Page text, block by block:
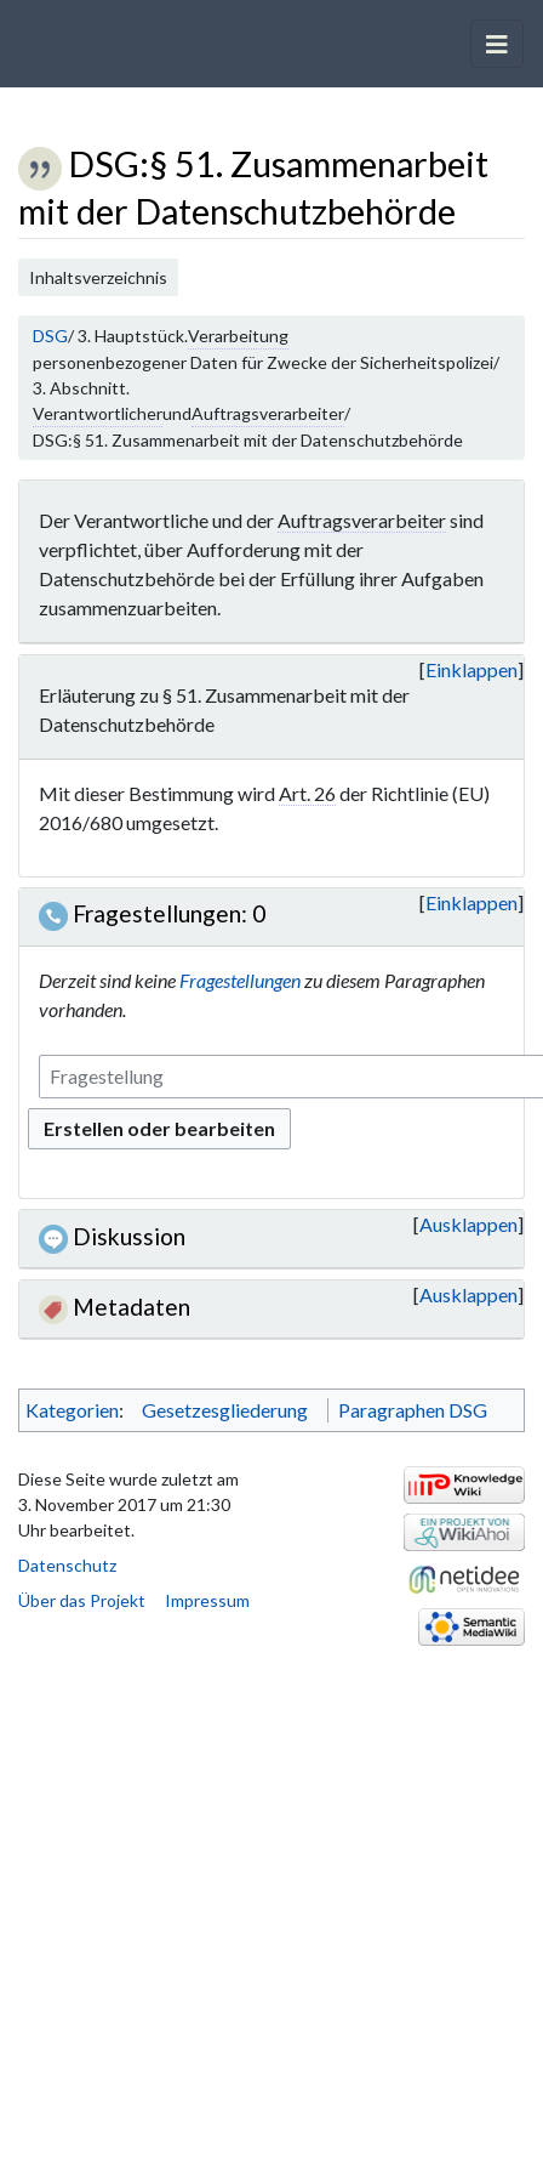
DSG:§ 51. Zusammenarbeit
mit der Datenschutzbehörde
Wechseln zu:Navigation
Inhaltsverzeichnis
DSG/ 3. Hauptstück.Verarbeitung
personenbezogener Daten für Zwecke der Sicherheitspolizei/
3. Abschnitt.
VerantwortlicherundAuftragsverarbeiter/
DSG:§ 51. Zusammenarbeit mit der Datenschutzbehörde
Der Verantwortliche und derAuftragsverarbeitersind
verpflichtet, über Aufforderung mit der
Datenschutzbehörde bei der Erfüllung ihrer Aufgaben
zusammenzuarbeiten.
Einklappen
Erläuterung zu § 51. Zusammenarbeit mit der
Datenschutzbehörde
Mit dieser Bestimmung wird Art. 26der Richtlinie (EU)
2016/680 umgesetzt.
Einklappen
Fragestellungen: 0
Derzeit sind keine Fragestellungen zu diesem Paragraphen
vorhanden.
Erstellen oder bearbeiten
Ausklappen
Diskussion
Ausklappen
Metadaten
Kategorien: Gesetzesgliederung Paragraphen DSG
Diese Seite wurde zuletzt am
3. November 2017 um 21:30
Uhr bearbeitet.
Datenschutz
Über das Projekt
Impressum